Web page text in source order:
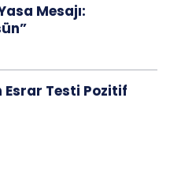
Mesajı:
Esrar Testi Pozitif